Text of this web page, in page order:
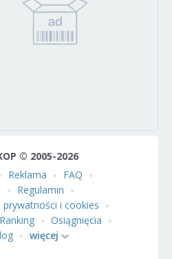
© 2005-2026
Reklama
FAQ
Regulamin
prywatności i cookies
Ranking
Osiągnięcia
więcej